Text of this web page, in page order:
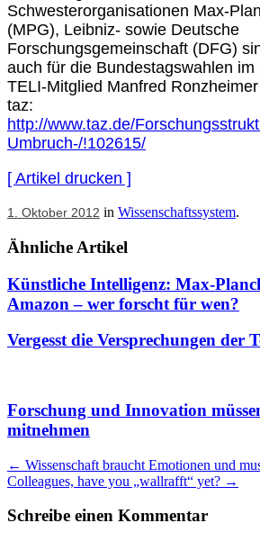
Schwesterorganisationen Max-
(MPG), Leibniz- sowie Deutsche
Forschungsgemeinschaft (DFG)
auch für die Bundestagswahlen
TELI-Mitglied Manfred
taz:
http://www.taz.de/
Umbruch-/!102615/
[ Artikel drucken ]
1. Oktober 2012 in Wissenschaftssystem.
Ähnliche Artikel
Künstliche Intelligenz: Max-
Amazon – wer forscht für wen?
Vergesst die Versprechungen der
Forschung und Innovation
mitnehmen
Artikel
Navigation
← Wissenschaft braucht Emotionen und
Colleagues, have you „wallrafft“ yet? →
Schreibe einen Kommentar